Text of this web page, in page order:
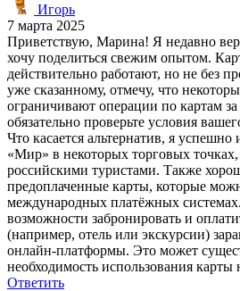
Игорь
7 марта 2025
Приветствую, Марина! Я недавно
хочу поделиться свежим опытом.
действительно работают, но не без
уже сказанному, отмечу, что
ограничивают операции по картам
обязательно проверьте условия
Что касается альтернатив, я успешно
«Мир» в некоторых торговых
российскими туристами. Также
предоплаченные карты, которые
международных платёжных
возможности забронировать и
(например, отель или экскурсии)
онлайн-платформы. Это может
необходимость использования карты
Ответить